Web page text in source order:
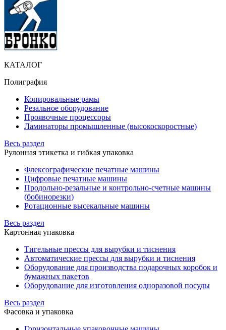
КАТАЛОГ
Полиграфия
Копировальные рамы
Резальное оборудование
Проявочные процессоры
Ламинаторы промышленные (высокоскоростные)
Весь раздел
Рулонная этикетка и гибкая упаковка
Флексографические печатные машины
Цифровые печатные машины
Продольно-резальные и контрольно-счетные машины
(бобинорезки)
Ротационные высекальные машины
Весь раздел
Картонная упаковка
Тигельные прессы для вырубки и тиснения
Автоматические прессы для вырубки и тиснения
Оборудование для производства подарочных коробок и
бумажных пакетов
Оборудование для изготовления одноразовой посуды
Весь раздел
Фасовка и упаковка